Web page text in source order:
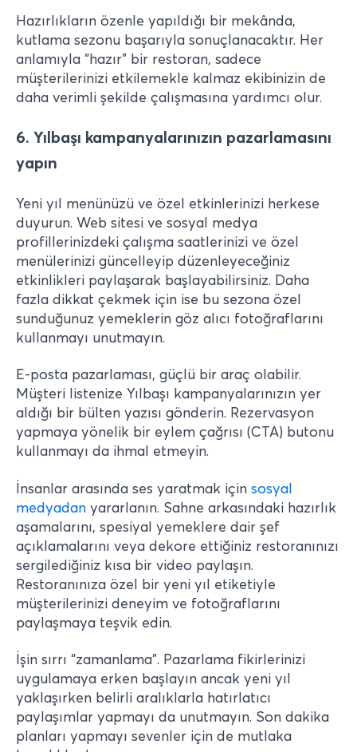
Hazırlıkların özenle yapıldığı bir mekânda,
kutlama sezonu başarıyla sonuçlanacaktır. Her
anlamıyla “hazır” bir restoran, sadece
müşterilerinizi etkilemekle kalmaz ekibinizin de
daha verimli şekilde çalışmasına yardımcı olur.
6. Yılbaşı kampanyalarınızın pazarlamasını
yapın
Yeni yıl menünüzü ve özel etkinlerinizi herkese
duyurun. Web sitesi ve sosyal medya
profillerinizdeki çalışma saatlerinizi ve özel
menülerinizi güncelleyip düzenleyeceğiniz
etkinlikleri paylaşarak başlayabilirsiniz. Daha
fazla dikkat çekmek için ise bu sezona özel
sunduğunuz yemeklerin göz alıcı fotoğraflarını
kullanmayı unutmayın.
E-posta pazarlaması, güçlü bir araç olabilir.
Müşteri listenize Yılbaşı kampanyalarınızın yer
aldığı bir bülten yazısı gönderin. Rezervasyon
yapmaya yönelik bir eylem çağrısı (CTA) butonu
kullanmayı da ihmal etmeyin.
İnsanlar arasında ses yaratmak için sosyal
medyadan yararlanın. Sahne arkasındaki hazırlık
aşamalarını, spesiyal yemeklere dair şef
açıklamalarını veya dekore ettiğiniz restoranınızı
sergilediğiniz kısa bir video paylaşın.
Restoranınıza özel bir yeni yıl etiketiyle
müşterilerinizi deneyim ve fotoğraflarını
paylaşmaya teşvik edin.
İşin sırrı “zamanlama”. Pazarlama fikirlerinizi
uygulamaya erken başlayın ancak yeni yıl
yaklaşırken belirli aralıklarla hatırlatıcı
paylaşımlar yapmayı da unutmayın. Son dakika
planları yapmayı sevenler için de mutlaka